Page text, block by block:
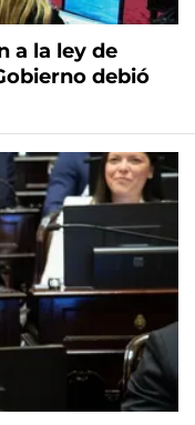
a la ley de
debió